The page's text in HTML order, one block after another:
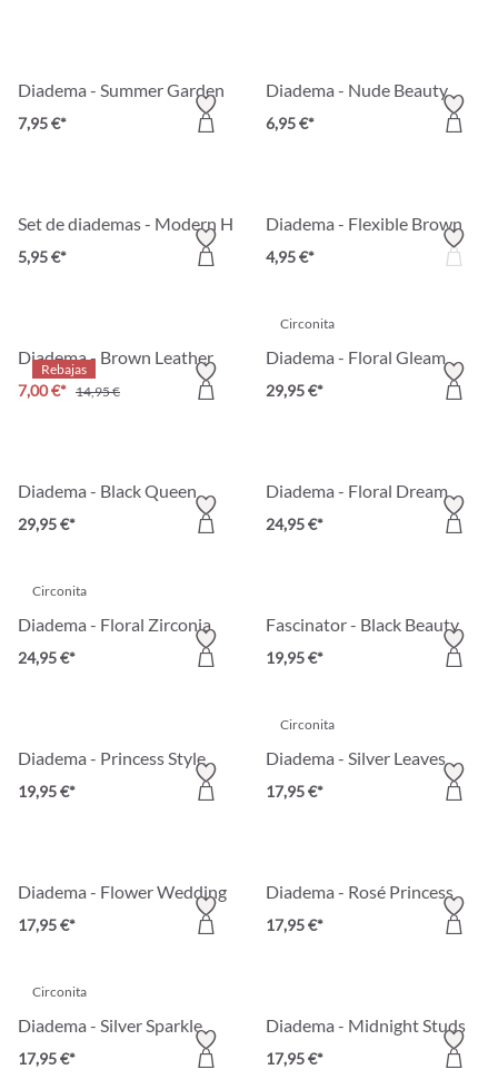
Diadema - Summer Garden
7,95 €*
Diadema - Nude Beauty
6,95 €*
Set de diademas - Modern Hair
5,95 €*
Diadema - Flexible Brown
4,95 €*
Rebajas
Diadema - Brown Leather
7,00 €* 14,95 €
Circonita
Diadema - Floral Gleam
29,95 €*
Diadema - Black Queen
29,95 €*
Diadema - Floral Dream
24,95 €*
Circonita
Diadema - Floral Zirconia
24,95 €*
Fascinator - Black Beauty
19,95 €*
Diadema - Princess Style
19,95 €*
Circonita
Diadema - Silver Leaves
17,95 €*
Diadema - Flower Wedding
17,95 €*
Diadema - Rosé Princess
17,95 €*
Circonita
Diadema - Silver Sparkle
17,95 €*
Diadema - Midnight Studs
17,95 €*